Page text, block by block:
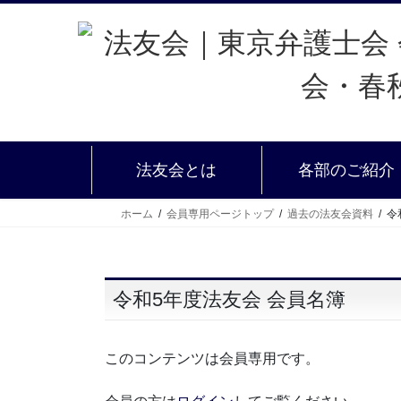
法友会とは 各部のご紹介
ホーム 会員専用ページトップ 過去の法友会資料 令
令和5年度法友会 会員名簿
このコンテンツは会員専用です。